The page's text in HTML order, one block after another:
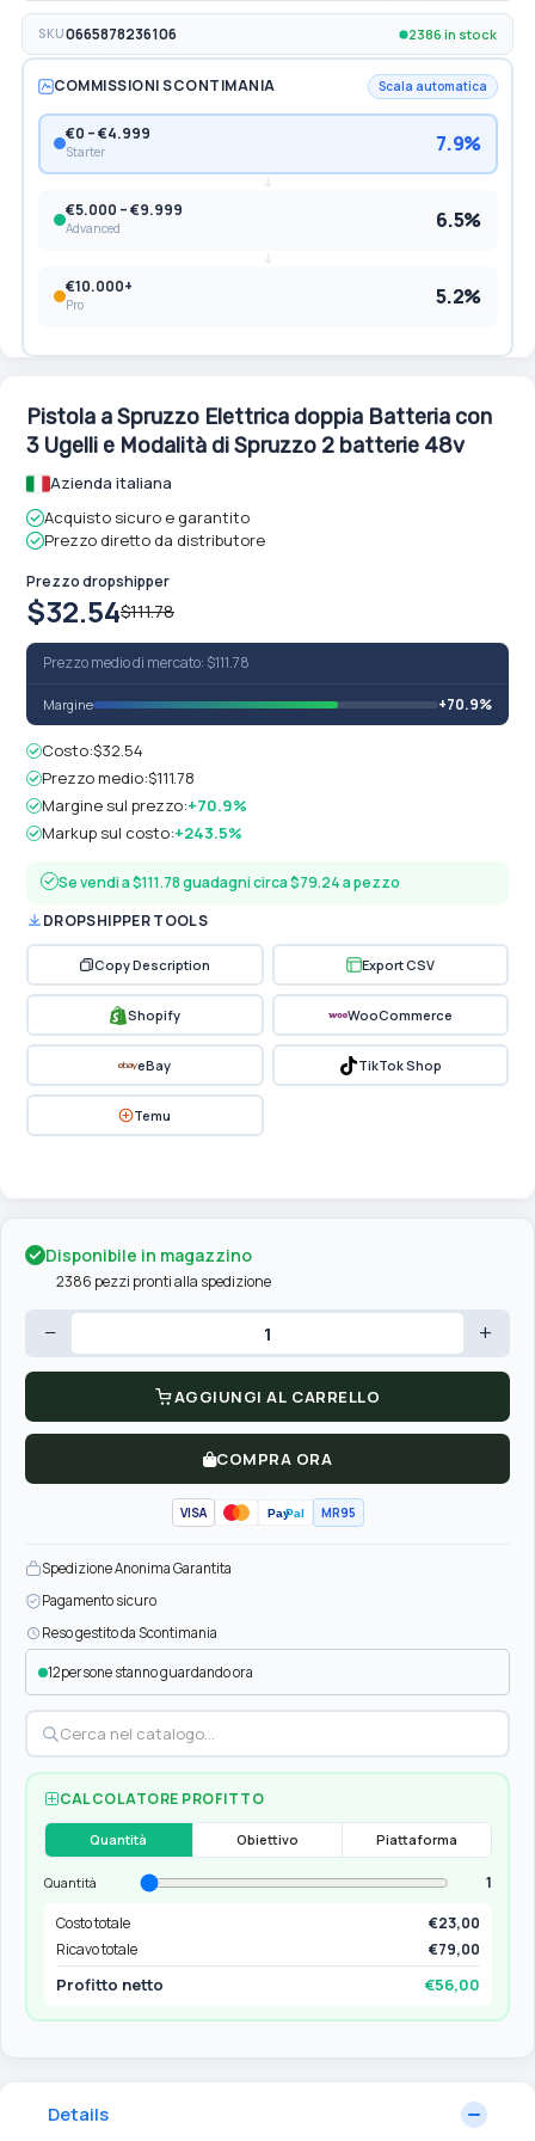
SKU0665878236106 2386 in stock
COMMISSIONI SCONTIMANIA Scala automatica
€0 – €4.999
Starter 7.9%
€5.000 – €9.999
Advanced 6.5%
€10.000+
Pro 5.2%
Pistola a Spruzzo Elettrica doppia Batteria con
3 Ugelli e Modalità di Spruzzo 2 batterie 48v
Azienda italiana
Acquisto sicuro e garantito
Prezzo diretto da distributore
Prezzo dropshipper
$32.54$111.78
Prezzo medio di mercato: $111.78
Margine +70.9%
Costo:$32.54
Prezzo medio:$111.78
Margine sul prezzo:+70.9%
Markup sul costo:+243.5%
Se vendi a $111.78 guadagni circa $79.24 a pezzo
DROPSHIPPER TOOLS
Copy Description Export CSV
Shopify WooCommerce
eBay TikTok Shop
Temu
Disponibile in magazzino
2386 pezzi pronti alla spedizione
− +
AGGIUNGI AL CARRELLO
COMPRA ORA
VISA PayPal MR95
Spedizione Anonima Garantita
Pagamento sicuro
Reso gestito da Scontimania
12persone stanno guardando ora
CALCOLATORE PROFITTO
Quantità Obiettivo Piattaforma
Quantità
1
Costo totale
€23,00
Ricavo totale
€79,00
Profitto netto €56,00
Details